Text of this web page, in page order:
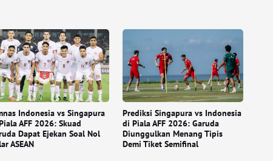
Indonesia vs Singapura
AFF 2026: Skuad
Dapat Ejekan Soal Nol
ASEAN
Prediksi Singapura vs Indonesia
di Piala AFF 2026: Garuda
Diunggulkan Menang Tipis
Demi Tiket Semifinal